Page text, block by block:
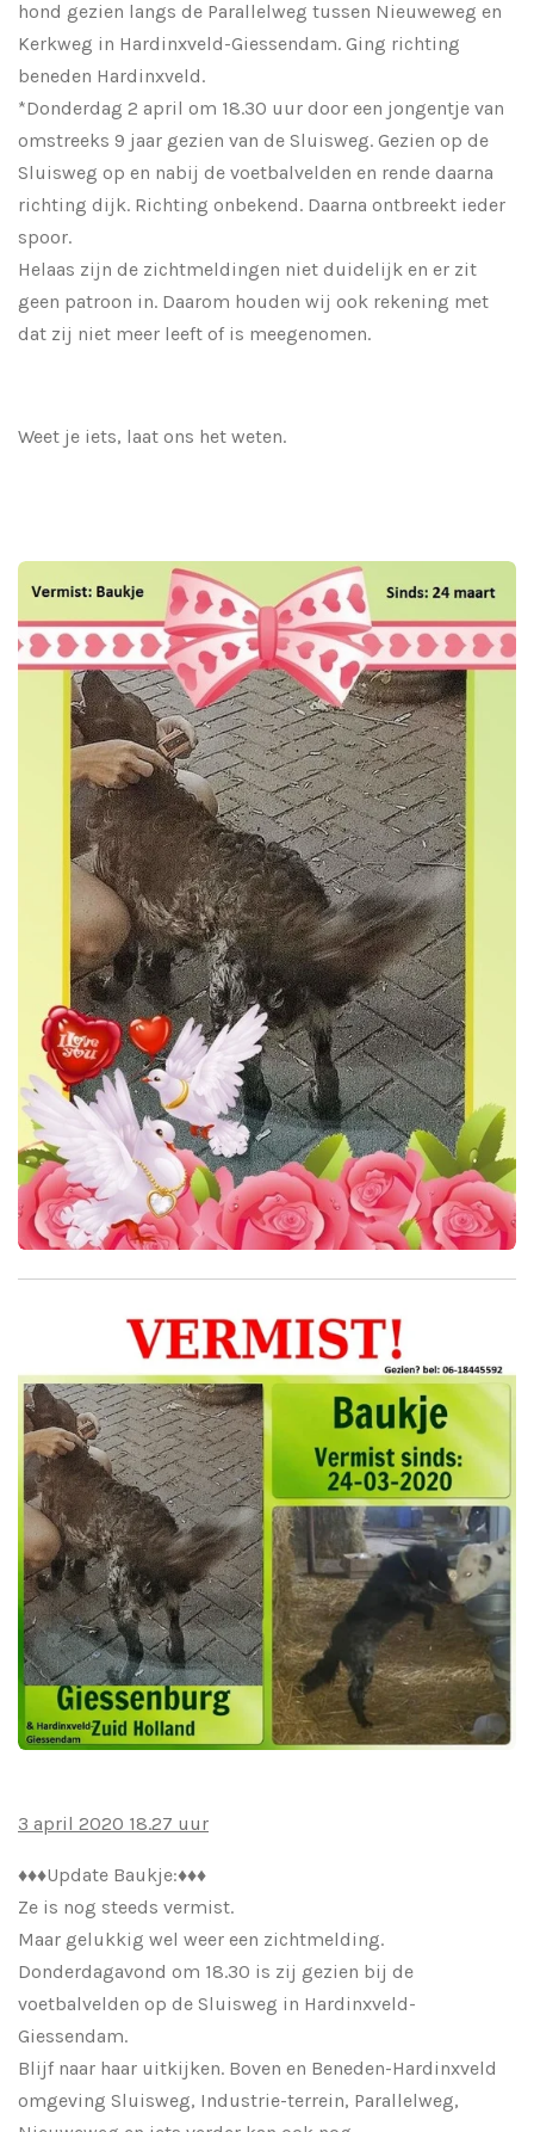
hond gezien langs de Parallelweg tussen Nieuweweg en
Kerkweg in Hardinxveld-Giessendam. Ging richting
beneden Hardinxveld.
*Donderdag 2 april om 18.30 uur door een jongentje van
omstreeks 9 jaar gezien van de Sluisweg. Gezien op de
Sluisweg op en nabij de voetbalvelden en rende daarna
richting dijk. Richting onbekend. Daarna ontbreekt ieder
spoor.
Helaas zijn de zichtmeldingen niet duidelijk en er zit
geen patroon in. Daarom houden wij ook rekening met
dat zij niet meer leeft of is meegenomen.
Weet je iets, laat ons het weten.
3 april 2020 18.27 uur
♦️♦️♦️Update Baukje:♦️♦️♦️
Ze is nog steeds vermist.
Maar gelukkig wel weer een zichtmelding.
Donderdagavond om 18.30 is zij gezien bij de
voetbalvelden op de Sluisweg in Hardinxveld-
Giessendam.
Blijf naar haar uitkijken. Boven en Beneden-Hardinxveld
omgeving Sluisweg, Industrie-terrein, Parallelweg,